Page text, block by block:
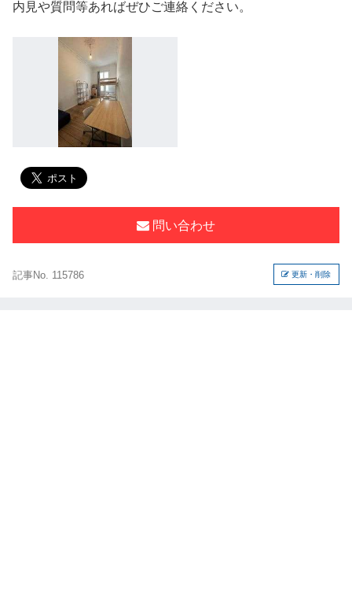
内見や質問等あればぜひご連絡ください。
問い合わせ
記事No. 115786 更新・削除